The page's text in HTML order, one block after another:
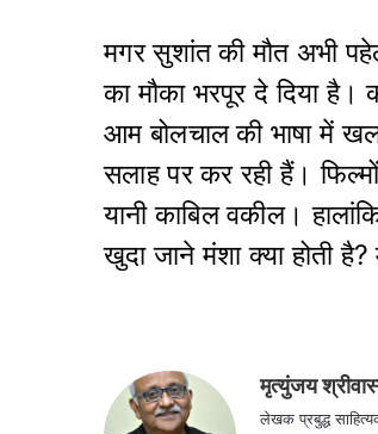
मगर सुशांत की मौत अभी
का मौका भरपूर दे दिया
आम बोलचाल की भाषा में
सलाह पर कर रही हैं।
यानी काबिल वकील।
खुदा जाने मंशा क्या होती
मृत्युंजय
लेखक प्रबुद्ध